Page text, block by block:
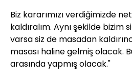
Biz kararımızı verdiğimizde
kaldıralım. Aynı şekilde bizim
varsa siz de masadan
masası haline gelmiş olacak.
arasında yapmış olacak."